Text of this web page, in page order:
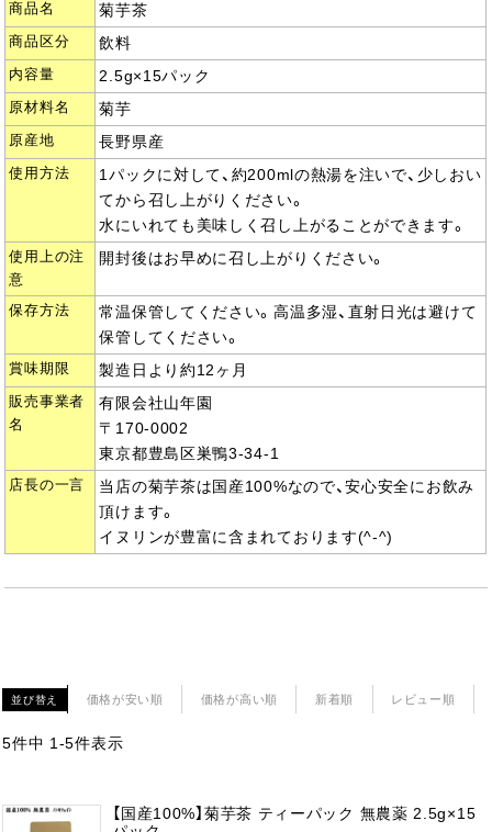
商品名 菊芋茶
商品区分 飲料
内容量 2.5g×15パック
原材料名 菊芋
原産地 長野県産
使用方法
1パックに対して、約200mlの熱湯を注いで、少しおい
てから召し上がりください。
水にいれても美味しく召し上がることができます。
使用上の注
意
開封後はお早めに召し上がりください。
保存方法
常温保管してください。高温多湿、直射日光は避けて
保管してください。
賞味期限 製造日より約12ヶ月
販売事業者
名
有限会社山年園
〒170-0002
東京都豊島区巣鴨3-34-1
店長の一言
当店の菊芋茶は国産100%なので、安心安全にお飲み
頂けます。
イヌリンが豊富に含まれており ます(^-^)
並び替え 価格が安い順 価格が高い順 新着順 レビュー順
5件中 1-5件表示
【国産100%】菊芋茶 ティーパック 無農薬 2.5g×15